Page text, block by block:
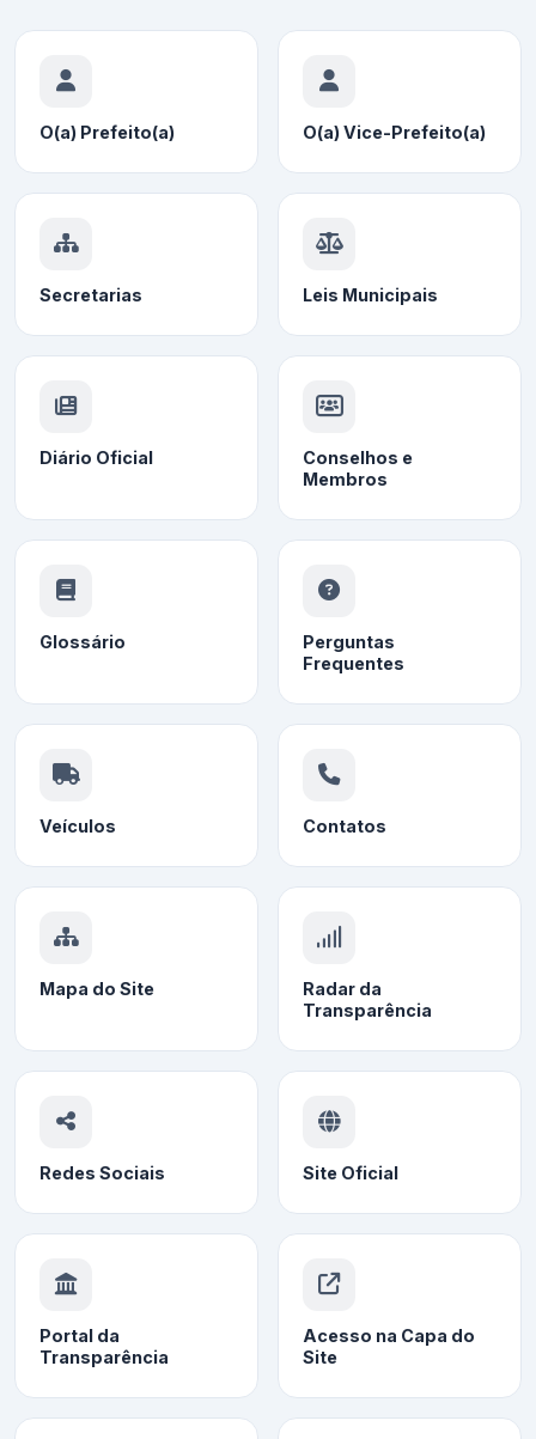
O(a) Prefeito(a) O(a) Vice-Prefeito(a)
Secretarias Leis Municipais
Diário Oficial
Conselhos e
Membros
Glossário
Perguntas
Frequentes
Veículos Contatos
Mapa do Site
Radar da
Transparência
Redes Sociais Site Oficial
Portal da
Transparência
Acesso na Capa do
Site